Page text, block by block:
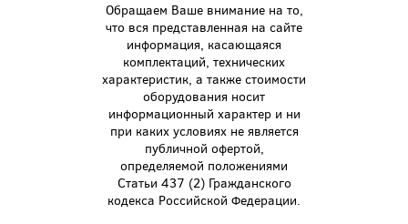
Обращаем Ваше внимание на то,
что вся представленная на сайте
информация, касающаяся
комплектаций, технических
характеристик, а также стоимости
оборудования носит
информационный характер и ни
при каких условиях не является
публичной офертой,
определяемой положениями
Статьи 437 (2) Гражданского
кодекса Российской Федерации.